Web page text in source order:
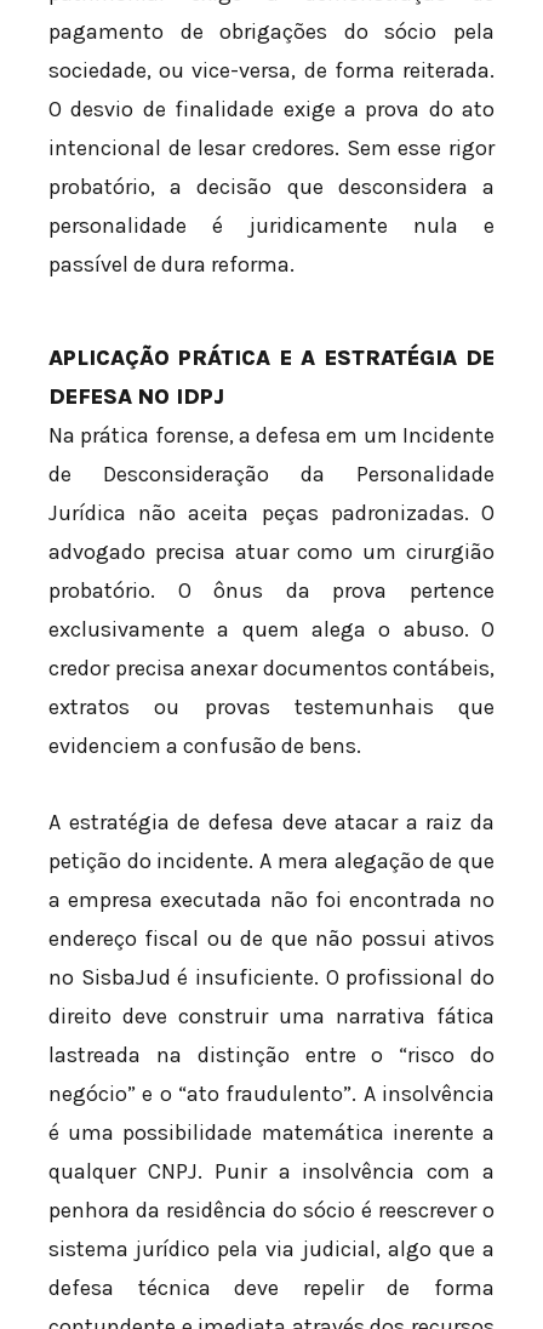
pagamento de obrigações do sócio pela
sociedade, ou vice-versa, de forma reiterada.
O desvio de finalidade exige a prova do ato
intencional de lesar credores. Sem esse rigor
probatório, a decisão que desconsidera a
personalidade é juridicamente nula e
passível de dura reforma.
APLICAÇÃO PRÁTICA E A ESTRATÉGIA DE
DEFESA NO IDPJ
Na prática forense, a defesa em um Incidente
de Desconsideração da Personalidade
Jurídica não aceita peças padronizadas. O
advogado precisa atuar como um cirurgião
probatório. O ônus da prova pertence
exclusivamente a quem alega o abuso. O
credor precisa anexar documentos contábeis,
extratos ou provas testemunhais que
evidenciem a confusão de bens.
A estratégia de defesa deve atacar a raiz da
petição do incidente. A mera alegação de que
a empresa executada não foi encontrada no
endereço fiscal ou de que não possui ativos
no SisbaJud é insuficiente. O profissional do
direito deve construir uma narrativa fática
lastreada na distinção entre o “risco do
negócio” e o “ato fraudulento”. A insolvência
é uma possibilidade matemática inerente a
qualquer CNPJ. Punir a insolvência com a
penhora da residência do sócio é reescrever o
sistema jurídico pela via judicial, algo que a
defesa técnica deve repelir de forma